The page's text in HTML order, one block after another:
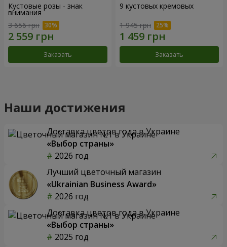
Кустовые розы - знак
внимания
3 656 грн
Заказать
9 кустовых кремовых
1 945 грн
Заказать
Наши достижения
Доставка цветов года в Украине
«Выбор страны»
2026 год
Лучший цветочный магазин
«Ukrainian Business Award»
2026 год
Доставка цветов года в Украине
«Выбор страны»
2025 год